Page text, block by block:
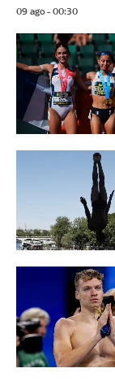
09 ago - 00:30